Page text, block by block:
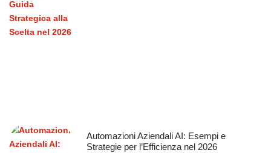
Automazioni Aziendali AI: Esempi e
Strategie per l’Efficienza nel 2026